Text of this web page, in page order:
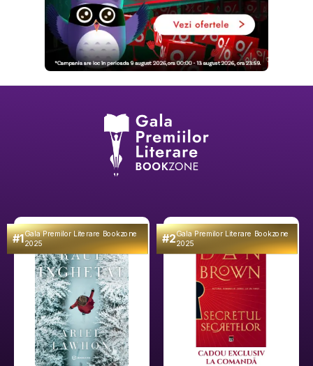
#1Gala Premilor Literare Bookzone
2025 #2Gala Premilor Literare Bookzone
2025